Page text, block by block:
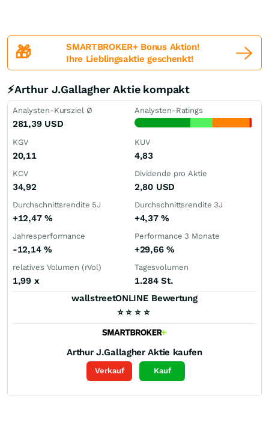
🎁
SMARTBROKER+ Bonus Aktion!
Ihre Lieblingsaktie geschenkt!
⚡Arthur J.Gallagher Aktie kompakt
Analysten-Kursziel Ø
281,39 USD
Analysten-Ratings
KGV
20,11
KUV
4,83
KCV
34,92
Dividende pro Aktie
2,80 USD
Durchschnittsrendite 5J
+12,47 %
Durchschnittsrendite 3J
+4,37%
Jahresperformance
-12,14 %
Performance 3 Monate
+29,66 %
relatives Volumen (rVol)
1,99 x
Tagesvolumen
1.284 St.
wallstreetONLINE Bewertung
⭐ ⭐ ⭐ ⭐
Arthur J.Gallagher Aktie kaufen
Verkauf Kauf